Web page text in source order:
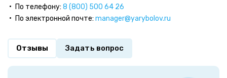
По телефону: 8 (800) 500 64 26
По электронной почте: manager@yarybolov.ru
Отзывы Задать вопрос